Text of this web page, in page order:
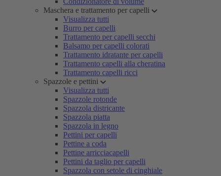
Maschera e trattamento per capelli
Visualizza tutti
Burro per capelli
Trattamento per capelli secchi
Balsamo per capelli colorati
Trattamento idratante per capelli
Trattamento capelli alla cheratina
Trattamento capelli ricci
Spazzole e pettini
Visualizza tutti
Spazzole rotonde
Spazzola districante
Spazzola piatta
Spazzola in legno
Pettini per capelli
Pettine a coda
Pettine arricciacapelli
Pettini da taglio per capelli
Spazzola con setole di cinghiale